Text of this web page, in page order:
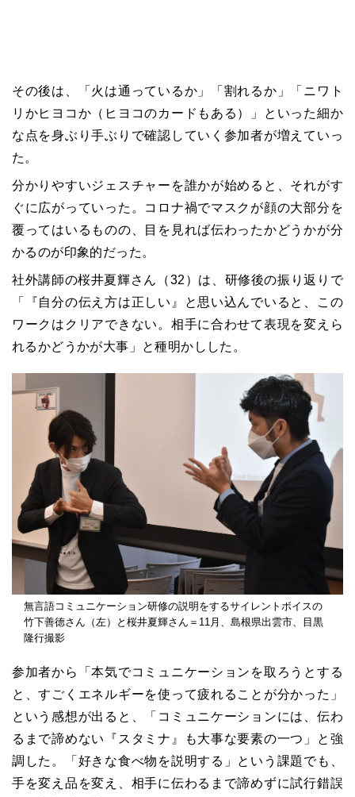
その後は、「火は通っているか」「割れるか」「ニワト
リかヒヨコか（ヒヨコのカードもある）」といった細か
な点を身ぶり手ぶりで確認していく参加者が増えていっ
た。
分かりやすいジェスチャーを誰かが始めると、それがす
ぐに広がっていった。コロナ禍でマスクが顔の大部分を
覆ってはいるものの、目を見れば伝わったかどうかが分
かるのが印象的だった。
社外講師の桜井夏輝さん（32）は、研修後の振り返りで
「『自分の伝え方は正しい』と思い込んでいると、この
ワークはクリアできない。相手に合わせて表現を変えら
れるかどうかが大事」と種明かしした。
無言語コミュニケーション研修の説明をするサイレントボイスの
竹下善徳さん（左）と桜井夏輝さん＝11月、島根県出雲市、目黒
隆行撮影
参加者から「本気でコミュニケーションを取ろうとする
と、すごくエネルギーを使って疲れることが分かった」
という感想が出ると、「コミュニケーションには、伝わ
るまで諦めない『スタミナ』も大事な要素の一つ」と強
調した。「好きな食べ物を説明する」という課題でも、
手を変え品を変え、相手に伝わるまで諦めずに試行錯誤